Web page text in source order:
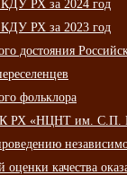
КДУ РХ за 2024 год
КДУ РХ за 2023 год
достояния
фольклора
РХ «НЦНТ им. С.П.
оценки качества